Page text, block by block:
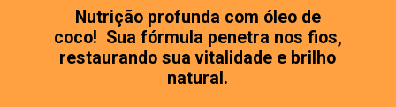
Nutrição profunda com óleo de
coco! Sua fórmula penetra nos fios,
restaurando sua vitalidade e brilho
natural.